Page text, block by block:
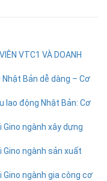
VTC1 VÀ DOANH
Bản dễ dàng – Cơ
lao động Nhật Bản: Cơ
ngành xây dựng
ngành sản xuất
ngành gia công cơ